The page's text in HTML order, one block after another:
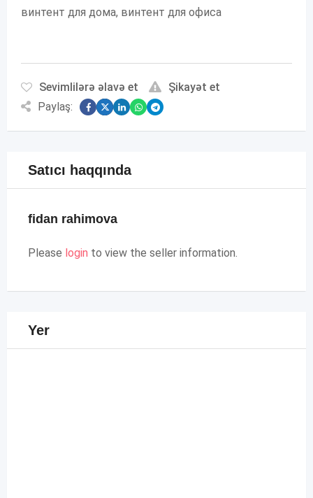
винтент для дома, винтент для офиса
Sevimlilərə əlavə et
Şikayət et
Paylaş:
Satıcı haqqında
fidan rahimova
Please login to view the seller information.
Yer